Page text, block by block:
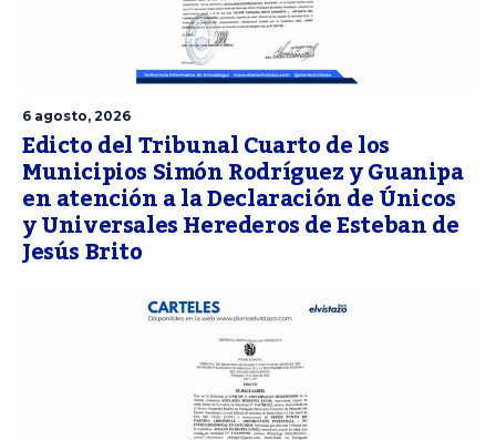
6 agosto, 2026
Edicto del Tribunal Cuarto de los
Municipios Simón Rodríguez y Guanipa
en atención a la Declaración de Únicos
y Universales Herederos de Esteban de
Jesús Brito